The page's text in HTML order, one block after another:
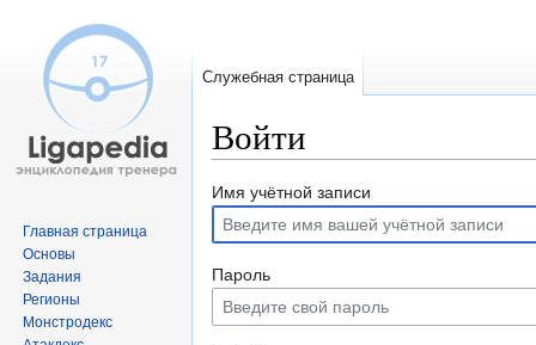
Войти
Перейти
навигации
Перейти
поиску
Имя учётной записи
Пароль
Служебная страница
Главная страница
Основы
Задания
Регионы
Монстродекс